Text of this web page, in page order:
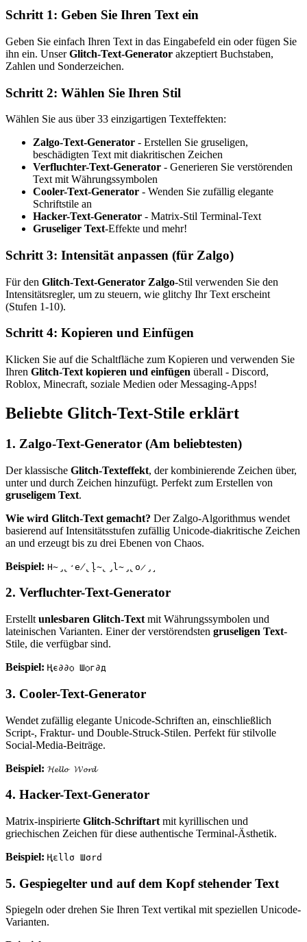
Schritt 1: Geben Sie Ihren Text ein
Geben Sie einfach Ihren Text in das Eingabefeld ein oder fügen Sie
ihn ein. UnserGlitch-Text-Generator akzeptiert Buchstaben,
Zahlen und Sonderzeichen.
Schritt 2: Wählen Sie Ihren Stil
Wählen Sie aus über 33 einzigartigen Texteffekten:
Zalgo-Text-Generator - Erstellen Sie gruseligen,
beschädigten Text mit diakritischen Zeichen
Verfluchter-Text-Generator - Generieren Sie verstörenden
Text mit Währungssymbolen
Cooler-Text-Generator - Wenden Sie zufällig elegante
Schriftstile an
Hacker-Text-Generator - Matrix-Stil Terminal-Text
Gruseliger Text-Effekte und mehr!
Schritt 3: Intensität anpassen (für Zalgo)
Für den Glitch-Text-Generator Zalgo-Stil verwenden Sie den
Intensitätsregler, um zu steuern, wie glitchy Ihr Text erscheint
(Stufen 1-10).
Schritt 4: Kopieren und Einfügen
Klicken Sie auf die Schaltfläche zum Kopieren und verwenden Sie
Ihren Glitch-Text kopieren und einfügen überall - Discord,
Roblox, Minecraft, soziale Medien oder Messaging-Apps!
Beliebte Glitch-Text-Stile erklärt
1. Zalgo-Text-Generator (Am beliebtesten)
Der klassische Glitch-Texteffekt, der kombinierende Zeichen über,
unter und durch Zeichen hinzufügt. Perfekt zum Erstellen von
gruseligem Text.
Wie wird Glitch-Text gemacht? Der Zalgo-Algorithmus wendet
basierend auf Intensitätsstufen zufällig Unicode-diakritische Zeichen
an und erzeugt bis zu drei Ebenen von Chaos.
Beispiel: H̴̡̢̛e̸̢̨l̴̢̡l̴̡̢o̷̡̧
2. Verfluchter-Text-Generator
Erstellt unlesbaren Glitch-Text mit Währungssymbolen und
lateinischen Varianten. Einer der verstörendsten gruseligen Text-
Stile, die verfügbar sind.
Beispiel: Ңє∂∂ѻ Шѻг∂д
3. Cooler-Text-Generator
Wendet zufällig elegante Unicode-Schriften an, einschließlich
Script-, Fraktur- und Double-Struck-Stilen. Perfekt für stilvolle
Social-Media-Beiträge.
Beispiel: 𝓗𝓮𝓵𝓵𝓸 𝓦𝓸𝓻𝓭
4. Hacker-Text-Generator
Matrix-inspirierte Glitch-Schriftart mit kyrillischen und
griechischen Zeichen für diese authentische Terminal-Ästhetik.
Beispiel: Ңεllσ Шσrd
5. Gespiegelter und auf dem Kopf stehender Text
Spiegeln oder drehen Sie Ihren Text vertikal mit speziellen Unicode-
Varianten.